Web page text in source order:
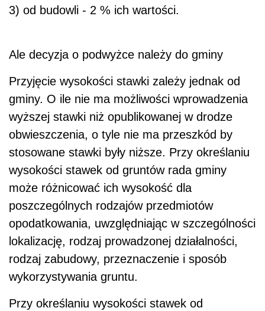
3) od budowli - 2 % ich wartości.
Ale decyzja o podwyżce należy do gminy
Przyjęcie wysokości stawki zależy jednak od
gminy. O ile nie ma możliwości wprowadzenia
wyższej stawki niż opublikowanej w drodze
obwieszczenia, o tyle nie ma przeszkód by
stosowane stawki były niższe. Przy określaniu
wysokości stawek od gruntów rada gminy
może różnicować ich wysokość dla
poszczególnych rodzajów przedmiotów
opodatkowania, uwzględniając w szczególności
lokalizację, rodzaj prowadzonej działalności,
rodzaj zabudowy, przeznaczenie i sposób
wykorzystywania gruntu.
Przy określaniu wysokości stawek od